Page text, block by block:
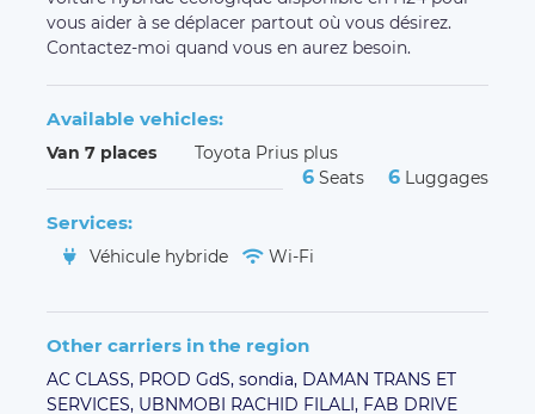
OSCAR VTC 92,
Tagus transport,
Driver92transport,
AS CAB DRIVER,
Lina transport,
5.00 / 5 - 4 reviews
Georges Henri G.
Ponctuel ,discret et serviable. Je recommande